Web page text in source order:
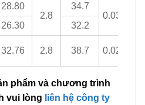
28.80
2.8
34.7
0.0366
26.30
32.2
32.76 2.8 38.7 0.0283
phẩm và chương trình
vui lòng liên hệ công ty